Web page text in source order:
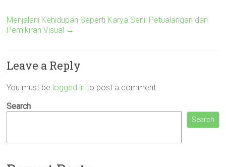
Menjalani Kehidupan Seperti Karya Seni: Petualangan dan
Pemikiran Visual →
Leave a Reply
You must be logged in to post a comment.
Search
Search